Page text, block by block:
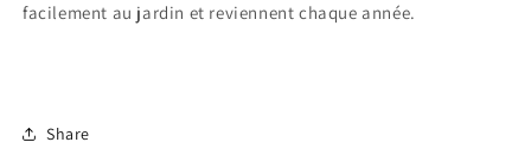
facilement au jardin et reviennent chaque année.
Share